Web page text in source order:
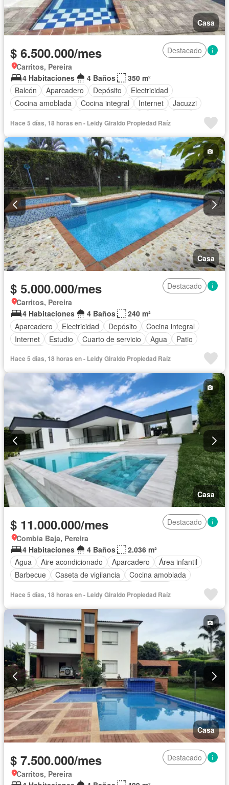
Casa
$ 6.500.000/mes
Destacado
Carritos, Pereira
4 Habitaciones
4 Baños
350 m²
Balcón
Aparcadero Depósito
Electricidad
Cocina amoblada
Cocina integral Internet
Jacuzzi
Vigilante
Jardín Barbecue
Caseta de vigilancia
Estudio
Seguridad privada Wifi
Permite mascotas
Permite niños
Hace 5 días, 18 horas en - Leidy Giraldo Propiedad Raíz
Casa
$ 5.000.000/mes
Destacado
Carritos, Pereira
4 Habitaciones
4 Baños
240 m²
Aparcadero
Electricidad Depósito
Cocina integral
Internet
Estudio Cuarto de servicio Agua
Patio
Estudio
Seguridad privada Piscina
Wifi
Permite mascotas
Permite niños
Hace 5 días, 18 horas en - Leidy Giraldo Propiedad Raíz
Casa
$ 11.000.000/mes
Destacado
Combia Baja, Pereira
4 Habitaciones
4 Baños
2.036 m²
Agua
Aire acondicionado Aparcadero
Área infantil
Barbecue
Caseta de vigilancia
Cocina amoblada
Electricidad
Estudio Internet Jardín Patio
Piscina
Vigilante
Seguridad privada
Vista panorámica
Wifi Permite mascotas Permite niños
Hace 5 días, 18 horas en - Leidy Giraldo Propiedad Raíz
Casa
$ 7.500.000/mes
Destacado
Carritos, Pereira